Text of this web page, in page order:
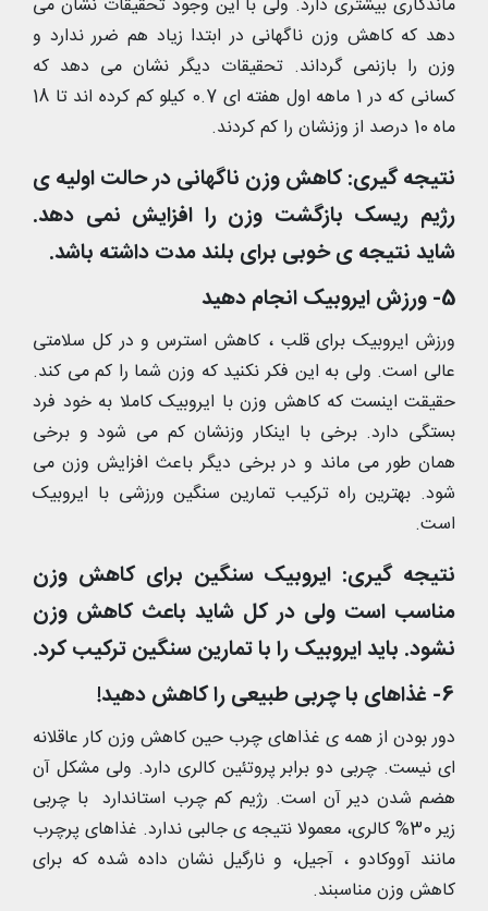
ماندگاری بیشتری دارد. ولی با این وجود تحقیقات نشان می
دهد که کاهش وزن ناگهانی در ابتدا زیاد هم ضرر ندارد و
وزن را بازنمی گرداند. تحقیقات دیگر نشان می دهد که
کسانی که در 1 ماهه اول هفته ای 0.7 کیلو کم کرده اند تا 18
ماه 10 درصد از وزنشان را کم کردند.
نتیجه گیری: کاهش وزن ناگهانی در حالت اولیه ی
رژیم ریسک بازگشت وزن را افزایش نمی دهد.
شاید نتیجه ی خوبی برای بلند مدت داشته باشد.
5- ورزش ایروبیک انجام دهید
ورزش ایروبیک برای قلب ، کاهش استرس و در کل سلامتی
عالی است. ولی به این فکر نکنید که وزن شما را کم می کند.
حقیقت اینست که کاهش وزن با ایروبیک کاملا به خود فرد
بستگی دارد. برخی با اینکار وزنشان کم می شود و برخی
همان طور می ماند و در برخی دیگر باعث افزایش وزن می
شود. بهترین راه ترکیب تمارین سنگین ورزشی با ایروبیک
است.
نتیجه گیری: ایروبیک سنگین برای کاهش وزن
مناسب است ولی در کل شاید باعث کاهش وزن
نشود. باید ایروبیک را با تمارین سنگین ترکیب کرد.
6- غذاهای با چربی طبیعی را کاهش دهید!
دور بودن از همه ی غذاهای چرب حین کاهش وزن کار عاقلانه
ای نیست. چربی دو برابر پروتئین کالری دارد. ولی مشکل آن
هضم شدن دیر آن است. رژیم کم چرب استاندارد با چربی
زیر 30% کالری، معمولا نتیجه ی جالبی ندارد. غذاهای پرچرب
مانند آووکادو ، آجیل، و نارگیل نشان داده شده که برای
کاهش وزن مناسبند.